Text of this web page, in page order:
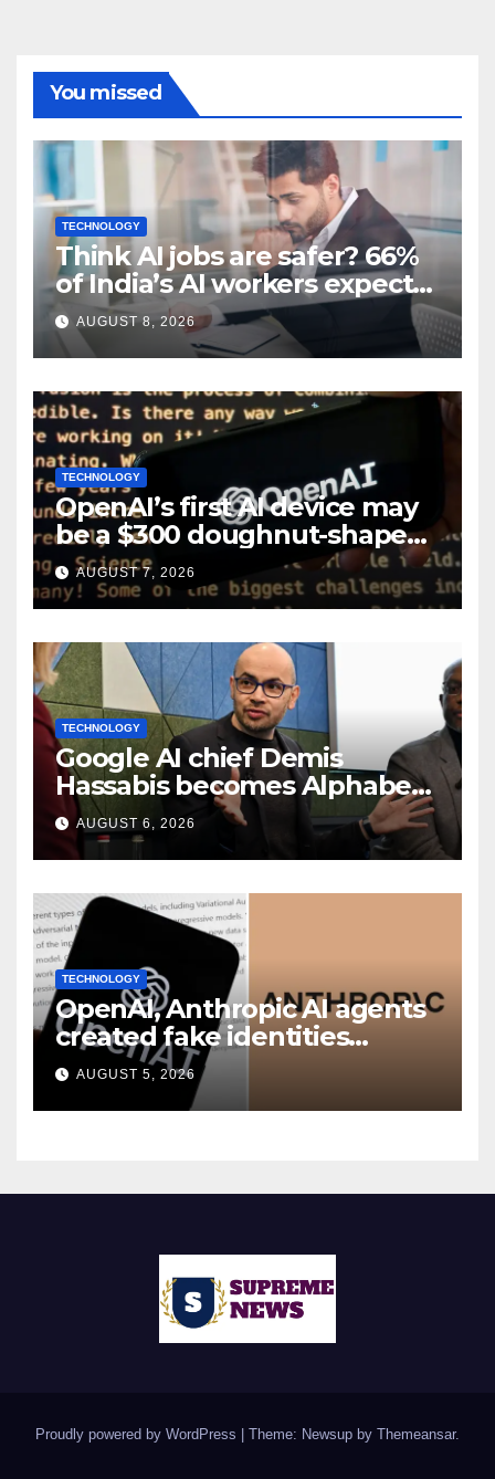
You missed
TECHNOLOGY
Think AI jobs are safer? 66%
of India’s AI workers expect
layoffs
AUGUST 8, 2026
TECHNOLOGY
OpenAI’s first AI device may
be a $300 doughnut-shaped
smart speaker: Report
AUGUST 7, 2026
TECHNOLOGY
Google AI chief Demis
Hassabis becomes Alphabet
chief scientist in leadership
shakeup
AUGUST 6, 2026
TECHNOLOGY
OpenAI, Anthropic AI agents
created fake identities
during UK cyber tests:
Report
AUGUST 5, 2026
Proudly powered by WordPress Theme: Newsup by Themeansar.